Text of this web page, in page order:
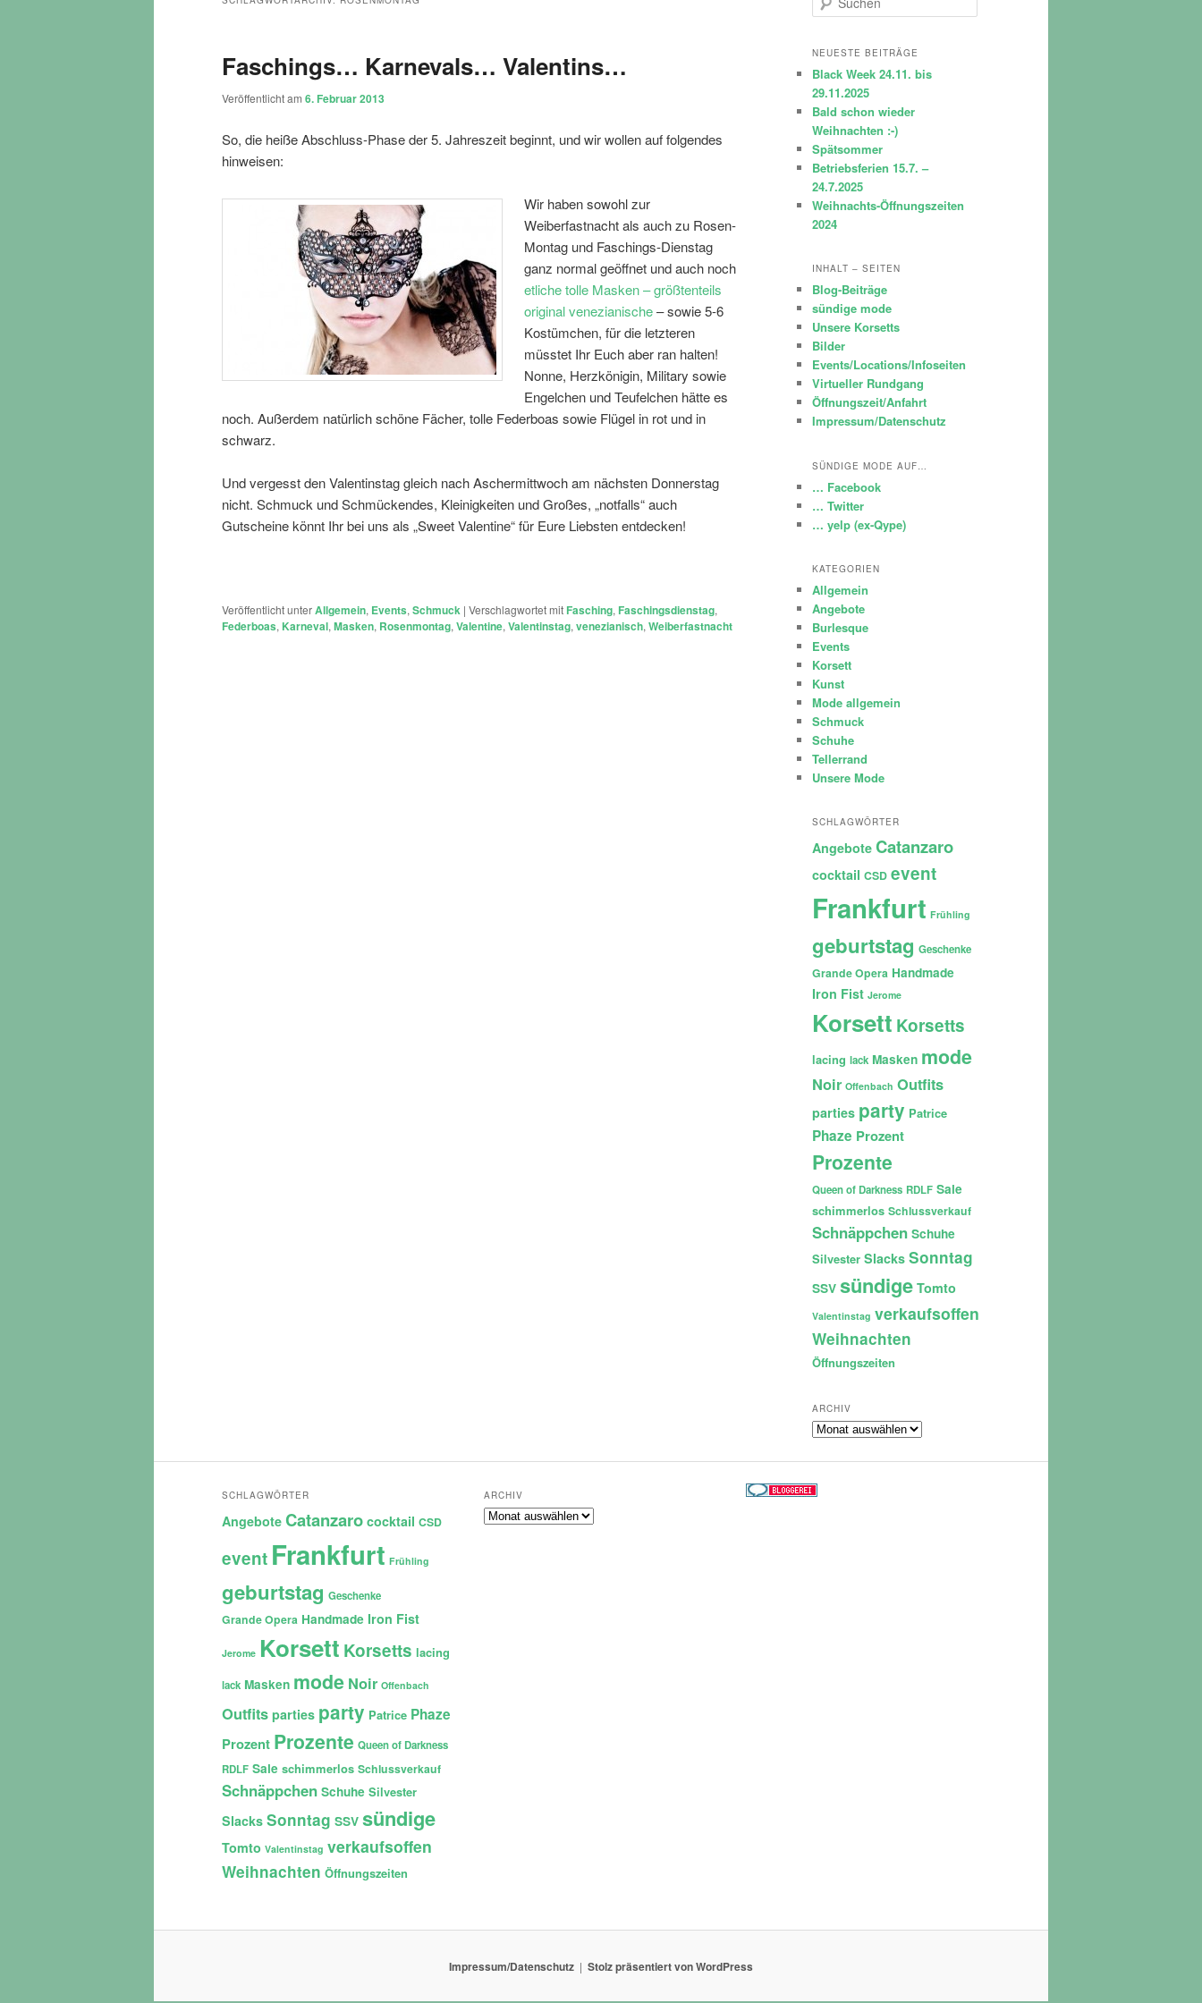
Faschings… Karnevals… Valentins…
Veröffentlicht am 6. Februar 2013
So, die heiße Abschluss-Phase der 5. Jahreszeit beginnt, und wir wollen auf folgendes
hinweisen:
Wir haben sowohl zur
Weiberfastnacht als auch zu Rosen-
Montag und Faschings-Dienstag
ganz normal geöffnet und auch noch
etliche tolle Masken – größtenteils
original venezianische– sowie 5-6
Kostümchen, für die letzteren
müsstet Ihr Euch aber ran halten!
Nonne, Herzkönigin, Military sowie
Engelchen und Teufelchen hätte es
noch. Außerdem natürlich schöne Fächer, tolle Federboas sowie Flügel in rot und in
schwarz.
Und vergesst den Valentinstag gleich nach Aschermittwoch am nächsten Donnerstag
nicht. Schmuck und Schmückendes, Kleinigkeiten und Großes, „notfalls“ auch
Gutscheine könnt Ihr bei uns als „Sweet Valentine“ für Eure Liebsten entdecken!
Veröffentlicht unterAllgemein, Events, Schmuck | Verschlagwortet mit Fasching, Faschingsdienstag,
Federboas, Karneval, Masken, Rosenmontag, Valentine, Valentinstag, venezianisch, Weiberfastnacht
u
h
n
NEUESTE BEITRÄGE
Black Week 24.11. bis
29.11.2025
Bald schon wieder
Weihnachten :-)
Spätsommer
Betriebsferien 15.7. –
24.7.2025
Weihnachts-Öffnungszeiten
2024
INHALT – SEITEN
Blog-Beiträge
sündige mode
Unsere Korsetts
Bilder
Events/Locations/Infoseiten
Virtueller Rundgang
Öffnungszeit/Anfahrt
Impressum/Datenschutz
SÜNDIGE MODE AUF…
… Facebook
… Twitter
… yelp (ex-Qype)
KATEGORIEN
Allgemein
Angebote
Burlesque
Events
Korsett
Kunst
Mode allgemein
Schmuck
Schuhe
Tellerrand
Unsere Mode
SCHLAGWÖRTER
Angebote Catanzaro
cocktail CSD event
Frankfurt Frühling
geburtstag Geschenke
Grande Opera Handmade
Iron Fist Jerome
Korsett Korsetts
lacing lack Masken mode
Noir Offenbach Outfits
parties party Patrice
Phaze Prozent
Prozente
Queen of Darkness RDLF Sale
schimmerlos Schlussverkauf
Schnäppchen Schuhe
Silvester Slacks Sonntag
SSV sündige Tomto
Valentinstag verkaufsoffen
Weihnachten
Öffnungszeiten
ARCHIV
Archiv
SCHLAGWÖRTER
Angebote Catanzaro cocktail CSD
event Frankfurt Frühling
geburtstag Geschenke
Grande Opera Handmade Iron Fist
Jerome Korsett Korsetts lacing
lack Masken mode Noir Offenbach
Outfits parties party Patrice Phaze
Prozent Prozente Queen of Darkness
RDLF Sale schimmerlos Schlussverkauf
Schnäppchen Schuhe Silvester
Slacks Sonntag SSV sündige
Tomto Valentinstag verkaufsoffen
Weihnachten Öffnungszeiten
ARCHIV
Archiv
Impressum/Datenschutz Stolz präsentiert von WordPress